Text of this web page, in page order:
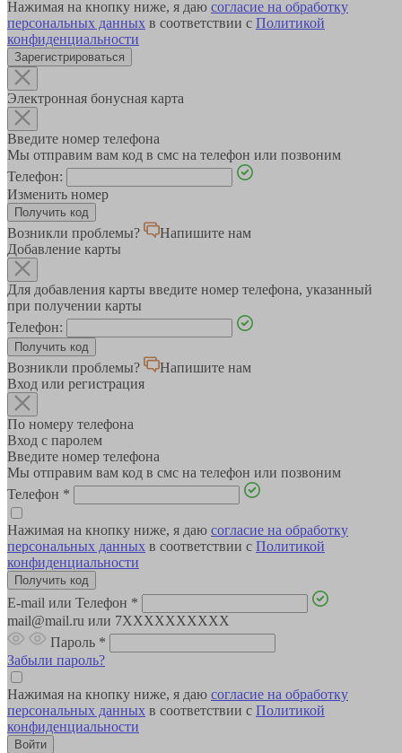
Нажимая на кнопку ниже, я даю согласие на обработку
персональных данных в соответствии с Политикой
конфиденциальности
Зарегистрироваться
Электронная бонусная карта
Введите номер телефона
Мы отправим вам код в смс на телефон или позвоним
Телефон:
Изменить номер
Возникли проблемы?
Напишите нам
Добавление карты
Для добавления карты введите номер телефона, указанный
при получении карты
Телефон:
Возникли проблемы?
Напишите нам
Вход или регистрация
По номеру телефона
Вход с паролем
Введите номер телефона
Мы отправим вам код в смс на телефон или позвоним
Телефон *
Нажимая на кнопку ниже, я даю согласие на обработку
персональных данных в соответствии с Политикой
конфиденциальности
E-mail или Телефон *
mail@mail.ru или 7XXXXXXXXXX
Пароль *
Забыли пароль?
Нажимая на кнопку ниже, я даю согласие на обработку
персональных данных в соответствии с Политикой
конфиденциальности